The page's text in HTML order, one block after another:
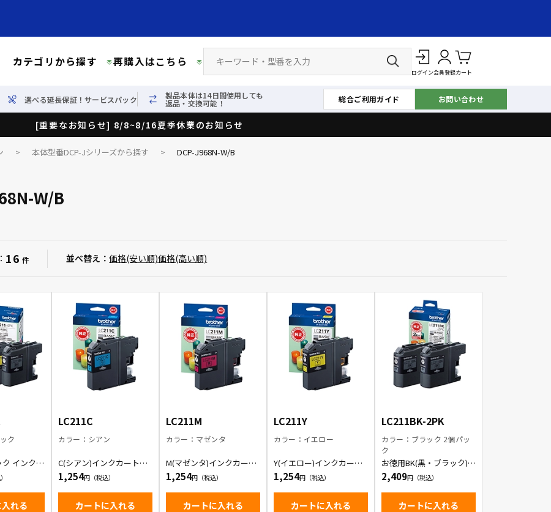
カテゴリから探す 再購入はこちら
ログイン会員登録カート
選べる延長保証！サービスパック 製品本体は14日間使用しても
返品・交換可能！ 総合ご利用ガイド お問い合わせ
[重要なお知らせ] 8/8~8/16夏季休業のお知らせ
> 本体型番DCP-Jシリーズから探す > DCP-J968N-W/B
W/B
16 件 並べ替え：価格(安い順)価格(高い順)
ク
インクカ
れる
LC211C
カラー：シアン
C(シアン)インクカートリ
ッジ
1,254
カートに入れる
LC211M
カラー：マゼンタ
M(マゼンタ)インクカート
リッジ
1,254
カートに入れる
LC211Y
カラー：イエロー
Y(イエロー)インクカート
リッジ
1,254
カートに入れる
LC211BK-2PK
カラー：ブラック 2個パッ
ク
お徳用BK(黒・ブラック) 2
本パック インクカートリ
ッジ
2,409
カートに入れる